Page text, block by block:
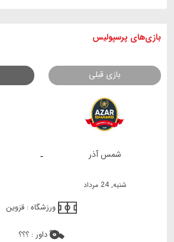
بازی های پرسپولیس
بازی قبلی
- شمس آذر
شنبه, 24 مرداد
ورزشگاه : قزوین
داور : ؟؟؟